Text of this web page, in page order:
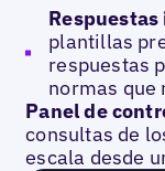
plantillas
respuestas
normas que
Panel de
consultas de
escala desde